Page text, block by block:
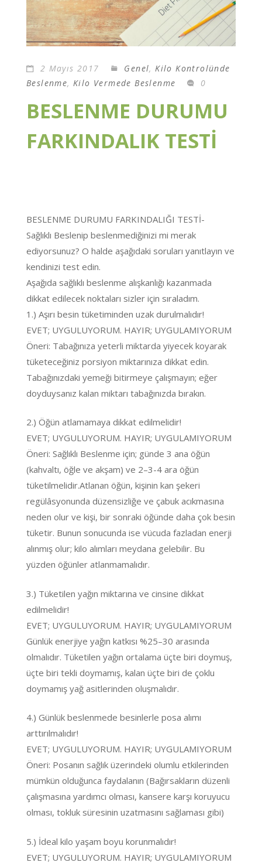
2 Mayıs 2017 Genel,Kilo Kontrolünde
Beslenme,Kilo Vermede Beslenme 0
BESLENME DURUMU
FARKINDALIK TESTİ
BESLENME DURUMU FARKINDALIĞI TESTİ-
Sağlıklı Beslenip beslenmediğinizi mi merak
ediyorsunuz? O halde aşağıdaki soruları yanıtlayın ve
kendinizi test edin.
Aşağıda sağlıklı beslenme alışkanlığı kazanmada
dikkat edilecek noktaları sizler için sıraladım.
1.) Aşırı besin tüketiminden uzak durulmalıdır!
EVET; UYGULUYORUM. HAYIR; UYGULAMIYORUM
Öneri: Tabağınıza yeterli miktarda yiyecek koyarak
tüketeceğiniz porsiyon miktarınıza dikkat edin.
Tabağınızdaki yemeği bitirmeye çalışmayın; eğer
doyduysanız kalan miktarı tabağınızda bırakın.
2.) Öğün atlamamaya dikkat edilmelidir!
EVET; UYGULUYORUM. HAYIR; UYGULAMIYORUM
Öneri: Sağlıklı Beslenme için; günde 3 ana öğün
(kahvaltı, öğle ve akşam) ve 2–3-4 ara öğün
tüketilmelidir.Atlanan öğün, kişinin kan şekeri
regülâsyonunda düzensizliğe ve çabuk acıkmasına
neden olur ve kişi, bir sonraki öğünde daha çok besin
tüketir. Bunun sonucunda ise vücuda fazladan enerji
alınmış olur; kilo alımları meydana gelebilir. Bu
yüzden öğünler atlanmamalıdır.
3.) Tüketilen yağın miktarına ve cinsine dikkat
edilmelidir!
EVET; UYGULUYORUM. HAYIR; UYGULAMIYORUM
Günlük enerjiye yağın katkısı %25–30 arasında
olmalıdır. Tüketilen yağın ortalama üçte biri doymuş,
üçte biri tekli doymamış, kalan üçte biri de çoklu
doymamış yağ asitlerinden oluşmalıdır.
4.) Günlük beslenmede besinlerle posa alımı
arttırılmalıdır!
EVET; UYGULUYORUM. HAYIR; UYGULAMIYORUM
Öneri: Posanın sağlık üzerindeki olumlu etkilerinden
mümkün olduğunca faydalanın (Bağırsakların düzenli
çalışmasına yardımcı olması, kansere karşı koruyucu
olması, tokluk süresinin uzatmasını sağlaması gibi)
5.) İdeal kilo yaşam boyu korunmalıdır!
EVET; UYGULUYORUM. HAYIR; UYGULAMIYORUM